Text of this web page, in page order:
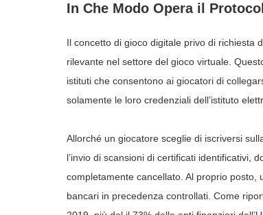
In Che Modo Opera il
Il concetto di gioco digitale privo di richiesta
rilevante nel settore del gioco virtuale.
istituti che consentono ai giocatori di
solamente le loro credenziali dell’istituto
Allorché un giocatore sceglie di iscriversi
l’invio di scansioni di certificati identificativi,
completamente cancellato. Al proprio
bancari in precedenza controllati. Come